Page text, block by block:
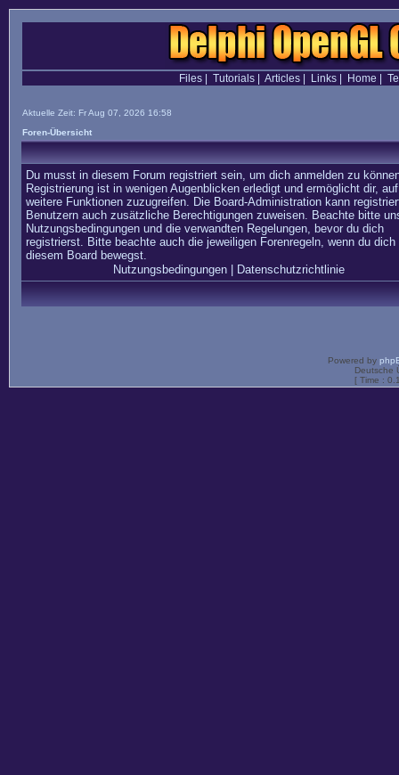
Files| Tutorials| Articles| Links| Home
Aktuelle Zeit: Fr Aug 07, 2026 16:58
Foren-Übersicht
Du musst in diesem Forum registriert sein, um dich anmelden zu
Registrierung ist in wenigen Augenblicken erledigt und ermöglicht dir, auf
weitere Funktionen zuzugreifen. Die Board-Administration kann
Benutzern auch zusätzliche Berechtigungen zuweisen. Beachte bitte
Nutzungsbedingungen und die verwandten Regelungen, bevor du dich
registrierst. Bitte beachte auch die jeweiligen Forenregeln, wenn du dich
diesem Board bewegst.
Nutzungsbedingungen| Datenschutzrichtlinie
Powered by
Deutsche
[ Time :